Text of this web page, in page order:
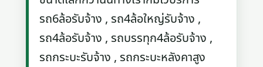
รถ6ล้อรับจ้าง , รถ4ล้อใหญ่รับจ้าง ,
รถ4ล้อรับจ้าง , รถบรรทุก4ล้อรับจ้าง ,
รถกระบะรับจ้าง , รถกระบะหลังคาสูง